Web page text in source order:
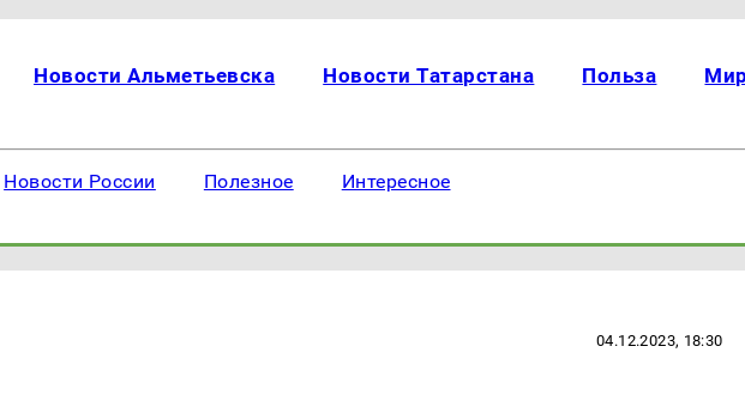
Новости Альметьевска Новости Татарстана Польза
Новости России Полезное Интересное
04.12.2023, 18:30